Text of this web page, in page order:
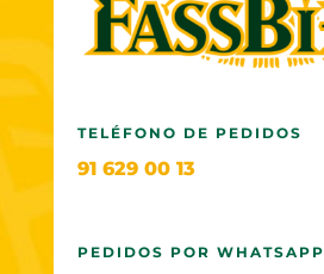
TELÉFONO DE PEDIDOS
91 629 00 13
PEDIDOS POR WHATSAPP